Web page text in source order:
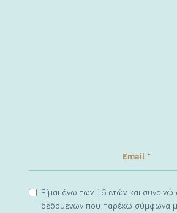
Είμαι άνω των 16 ετών και
δεδομένων που παρέχω σύμφωνα με